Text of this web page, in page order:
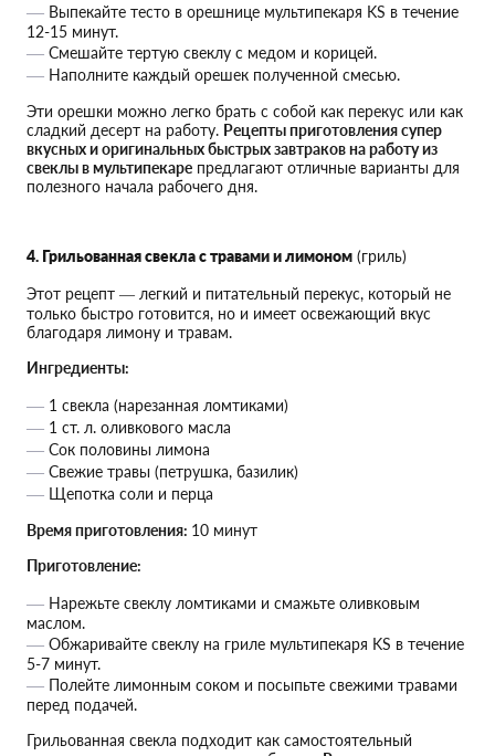
Выпекайте тесто в орешнице мультипекаря KS в течение
12-15 минут.
Смешайте тертую свеклу с медом и корицей.
Наполните каждый орешек полученной смесью.
Эти орешки можно легко брать с собой как перекус или как
сладкий десерт на работу. Рецепты приготовления супер
вкусных и оригинальных быстрых завтраков на работу из
свеклы в мультипекаре предлагают отличные варианты для
полезного начала рабочего дня.
4. Грильованная свекла с травами и лимоном (гриль)
Этот рецепт — легкий и питательный перекус, который не
только быстро готовится, но и имеет освежающий вкус
благодаря лимону и травам.
Ингредиенты:
1 свекла (нарезанная ломтиками)
1 ст. л. оливкового масла
Сок половины лимона
Свежие травы (петрушка, базилик)
Щепотка соли и перца
Время приготовления: 10 минут
Приготовление:
Нарежьте свеклу ломтиками и смажьте оливковым
маслом.
Обжаривайте свеклу на гриле мультипекаря KS в течение
5-7 минут.
Полейте лимонным соком и посыпьте свежими травами
перед подачей.
Грильованная свекла подходит как самостоятельный